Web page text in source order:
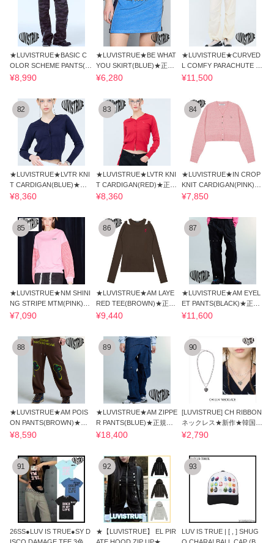
★LUVISTRUE★BASIC C
OLOR SCHEME PANTS(C
AMO) ★正規品/送料込
¥8,990
★LUVISTRUE★BE WHAT
YOU SKIRT(BLUE)★正規
品/韓国直送料込
¥6,280
★LUVISTRUE★CURVED
L COMFY PARACHUTE PA
NTS(CREAM)★正規品
¥11,500
82
★LUVISTRUE★LVTR KNI
T CARDIGAN(BLUE)★正
規品/韓国直送料込
¥8,360
83
★LUVISTRUE★LVTR KNI
T CARDIGAN(RED)★正規
品/韓国直送料込
¥8,360
84
★LUVISTRUE★IN CROP
KNIT CARDIGAN(PINK)★
正規品/直送料込
¥7,850
85
★LUVISTRUE★NM SHINI
NG STRIPE MTM(PINK)★
正規品/直送料込
¥7,090
86
★LUVISTRUE★AM LAYE
RED TEE(BROWN)★正規
品/韓国直送料込/人気
¥9,440
87
★LUVISTRUE★AM EYEL
ET PANTS(BLACK)★正規
品/韓国直送料込
¥11,600
88
★LUVISTRUE★AM POIS
ON PANTS(BROWN)★正
規品/韓国直送料込
¥8,590
89
★LUVISTRUE★AM ZIPPE
R PANTS(BLUE)★正規品/
韓国直送料込/人気
¥18,400
90
[LUVISTRUE] CH RIBBON
ネックレス★新作★韓国★
送料・関税込★
¥2,790
91
26SS●LUV IS TRUE●SY D
92
★【LUVISTRUE】 EL PIR
93
LUV IS TRUE | [ , ] SHUG